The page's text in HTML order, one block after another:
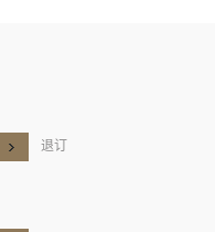
退订